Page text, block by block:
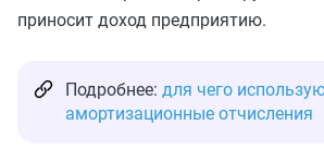
приносит доход предприятию.
Подробнее: для чего
амортизационные отчисления